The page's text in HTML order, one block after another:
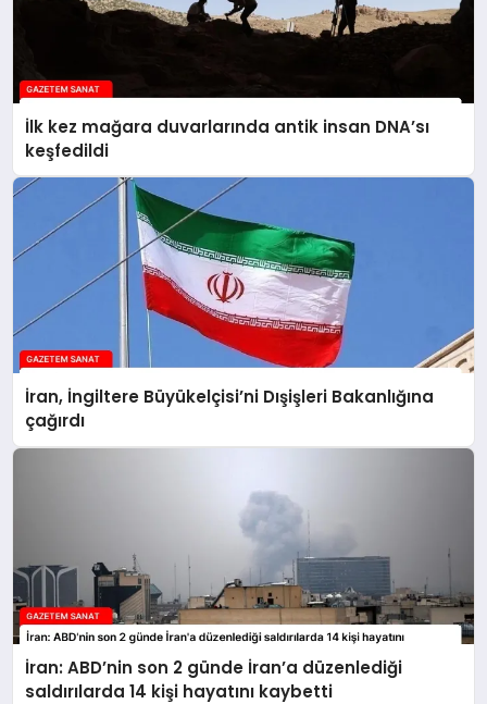
İlk kez mağara duvarlarında antik insan DNA’sı
keşfedildi
İran, İngiltere Büyükelçisi’ni Dışişleri Bakanlığına
çağırdı
İran: ABD’nin son 2 günde İran’a düzenlediği
saldırılarda 14 kişi hayatını kaybetti